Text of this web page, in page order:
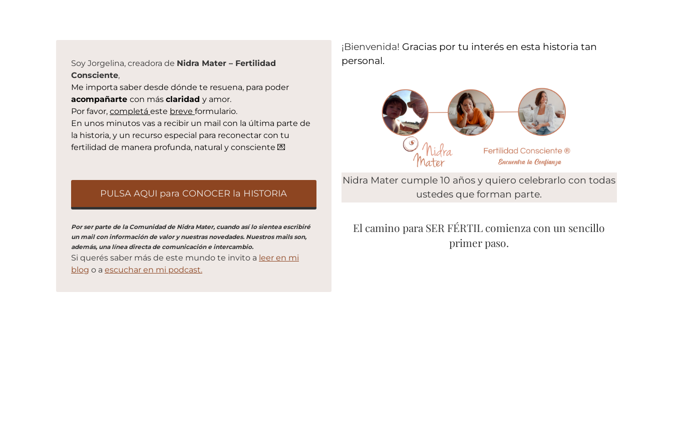
Soy Jorgelina, creadora de Nidra Mater – Fertilidad
Consciente,
Me importa saber desde dónde te resuena, para poder
acompañarte con más claridad y amor.
Por favor, completá este breve formulario.
En unos minutos vas a recibir un mail con la última parte de
la historia, y un recurso especial para reconectar con tu
fertilidad de manera profunda, natural y consciente 💌
PULSA AQUI para CONOCER la HISTORIA
Por ser parte de la Comunidad de Nidra Mater, cuando así lo sientea escribiré
un mail con información de valor y nuestras novedades. Nuestros mails son,
además, una línea directa de comunicación e intercambio.
Si querés saber más de este mundo te invito a leer en mi
blog o a escuchar en mi podcast.
¡Bienvenida! Gracias por tu interés en esta historia tan
personal.
Nidra Mater cumple 10 años y quiero celebrarlo con todas
ustedes que forman parte.
El camino para SER FÉRTIL comienza con un sencillo
primer paso.